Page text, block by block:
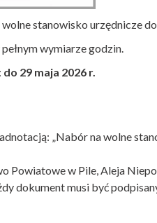
wolne stanowisko urzędnicze
wymiarze godzin.
do 29 maja 2026 r.
„Nabór na wolne
Powiatowe w Pile, Aleja
dokument musi być